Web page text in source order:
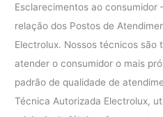
Esclarecimentos ao consumidor
relação dos Postos de
Electrolux. Nossos técnicos são
atender o consumidor o mais
padrão de qualidade de
Técnica Autorizada Electrolux,